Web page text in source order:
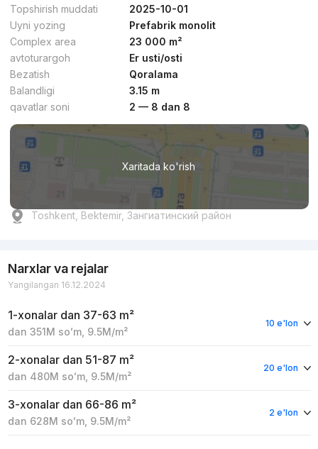
Topshirish muddati
2025-10-01
Uyni yozing
Prefabrik monolit
Complex area
23 000 m²
avtoturargoh
Er usti/osti
Bezatish
Qoralama
Balandligi
3.15 m
qavatlar soni
2 — 8 dan 8
Xaritada ko'rish
Toshkent, Bektemir, Зангиатинский район
Narxlar va rejalar
Yangilangan 16.12.2024
1-xonalar dan 37-63 m²
dan 351M soʻm, 9.5M/m²
10 e'lon
2-xonalar dan 51-87 m²
dan 480M soʻm, 9.5M/m²
20 e'lon
3-xonalar dan 66-86 m²
dan 628M soʻm, 9.5M/m²
2 e'lon